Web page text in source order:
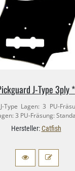
J-​Type 3ply *
​Type Lagen: 3 PU-​
3 PU-​Fräsung:
Hersteller:Catfish